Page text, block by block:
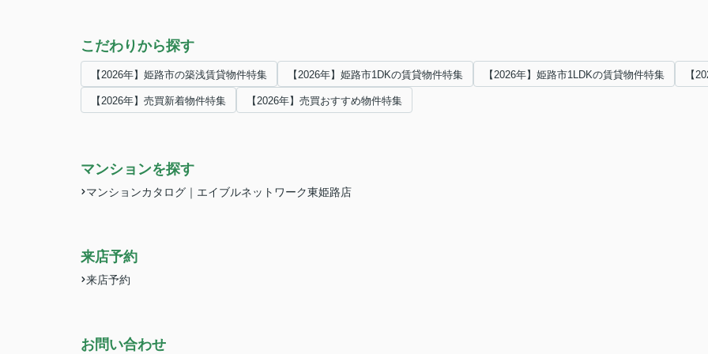
こだわりから探す
【2026年】姫路市の築浅賃貸物件特集 【2026年】姫路市1DKの賃貸物件特集 【2026年】姫路市1LDKの賃貸物件特集 【
【2026年】売買新着物件特集 【2026年】売買おすすめ物件特集
マンションを探す
マンションカタログ｜エイブルネットワーク東姫路店
来店予約
来店予約
お問い合わせ